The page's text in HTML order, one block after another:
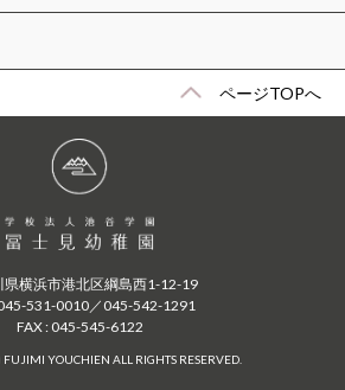
ページTOPへ
県横浜市港北区綱島西1-12-19
531-0010／045-542-1291
FAX : 045-545-6122
FUJIMI YOUCHIEN ALL RIGHTS RESERVED.